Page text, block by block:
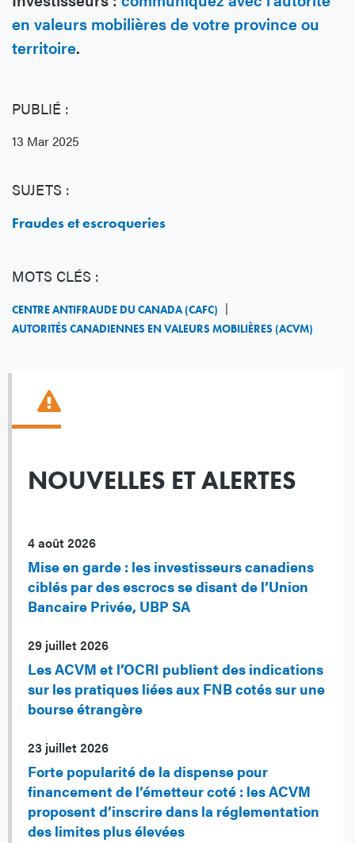
PUBLIÉ :
13 Mar 2025
SUJETS :
Fraudes et escroqueries
MOTS CLÉS :
CENTRE ANTIFRAUDE DU CANADA (CAFC)
AUTORITÉS CANADIENNES EN VALEURS MOBILIÈRES (ACVM)
en valeurs mobilières de votre province ou
territoire.
NOUVELLES ET ALERTES
4 août 2026
Mise en garde : les investisseurs canadiens
ciblés par des escrocs se disant de l’Union
Bancaire Privée, UBP SA
29 juillet 2026
Les ACVM et l’OCRI publient des indications
sur les pratiques liées aux FNB cotés sur une
bourse étrangère
23 juillet 2026
Forte popularité de la dispense pour
financement de l’émetteur coté : les ACVM
proposent d’inscrire dans la réglementation
des limites plus élevées